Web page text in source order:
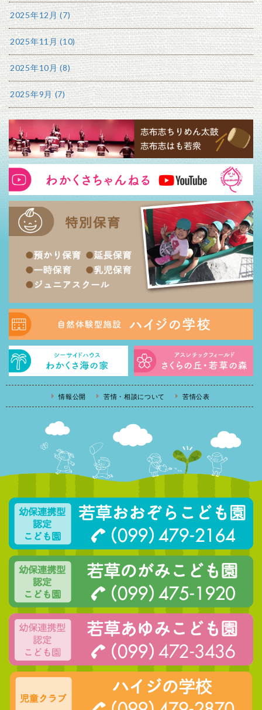
2025年12月 (7)
2025年11月 (10)
2025年10月 (8)
2025年9月 (7)
情報公開 苦情・相談について 苦情公表